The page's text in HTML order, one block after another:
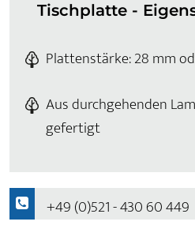
Tischplatte -
Plattenstärke: 28 mm
Aus durchgehenden
gefertigt
+49 (0)521 - 430 60 449